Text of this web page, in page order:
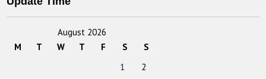
August 2026
M
T W T F S
S
1
2